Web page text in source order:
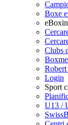
Boxe
Clubs
Login
Sport
U13 /